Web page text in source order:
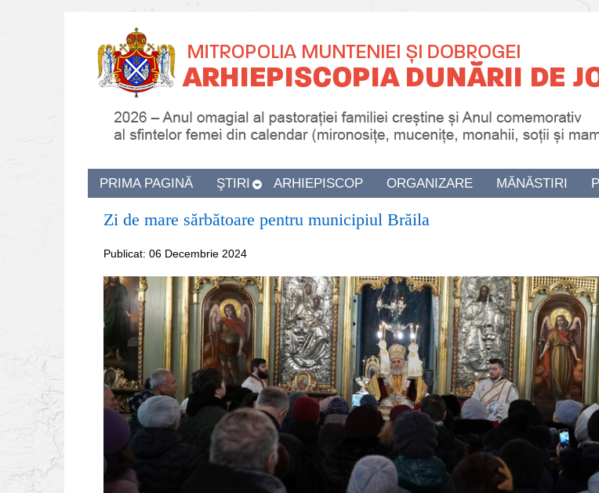
PRIMA PAGINĂ ŞTIRI ARHIEPISCOP ORGANIZARE MĂNĂSTIRI
Zi de mare sărbătoare pentru municipiul Brăila
Publicat: 06 Decembrie 2024